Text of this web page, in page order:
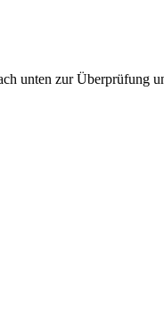
unten zur Überprüfung